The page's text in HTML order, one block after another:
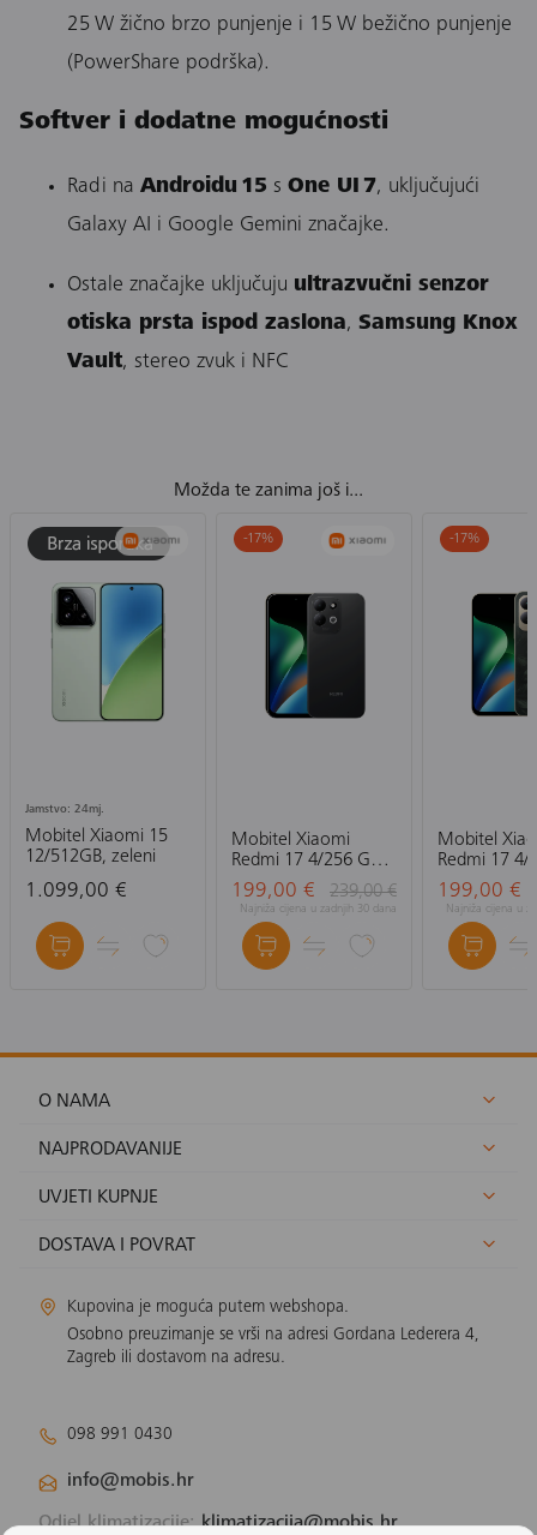
25 W žično brzo punjenje i 15 W bežično punjenje
(PowerShare podrška).
Softver i dodatne mogućnosti
Radi na Androidu 15 s One UI 7, uključujući
Galaxy AI i Google Gemini značajke.
Ostale značajke uključuju ultrazvučni senzor
otiska prsta ispod zaslona, Samsung Knox
Vault, stereo zvuk i NFC
Možda te zanima još i...
Jamstvo: 24mj.
Mobitel Xiaomi 15
12/512GB, zeleni
1.099,00 €
-17%
Mobitel Xiaomi
Redmi 17 4/256 GB,
crni
199,00 € 239,00 €
Najniža cijena u zadnjih 30 dana
-17%
Mobitel
Redmi 17 4/
zeleni
199,00 €
Najniža cijena u
O NAMA
NAJPRODAVANIJE
UVJETI KUPNJE
DOSTAVA I POVRAT
Kupovina je moguća putem webshopa.
Osobno preuzimanje se vrši na adresi Gordana Lederera 4,
Zagreb ili dostavom na adresu.
098 991 0430
info@mobis.hr
Odjel klimatizacije:klimatizacija@mobis.hr